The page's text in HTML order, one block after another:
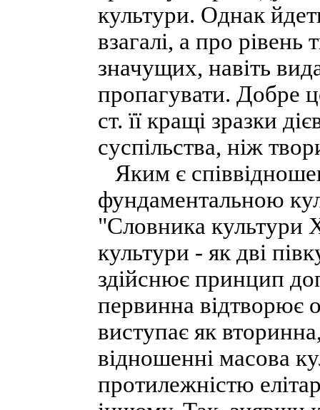
культури. Однак
взагалі, а про рівень
значущих, навіть
пропагувати. Добре
ст. її кращі зразки
суспільства, ніж
Яким є
фундаментальною
"Словника культури
культури - як дві
здійснює принцип
первинна відтворює
виступає як
відношенні масова
протилежністю